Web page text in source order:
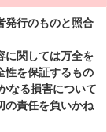
発行のものと照合
に関しては万全を
性を保証するもの
なる損害について
の責任を負いかね